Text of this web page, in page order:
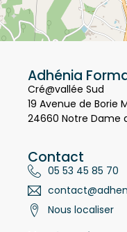
Adhénia
Cré@vallée Sud
19 Avenue de Borie
24660 Notre Dame
Contact
05 53 45 85 70
Nous localiser